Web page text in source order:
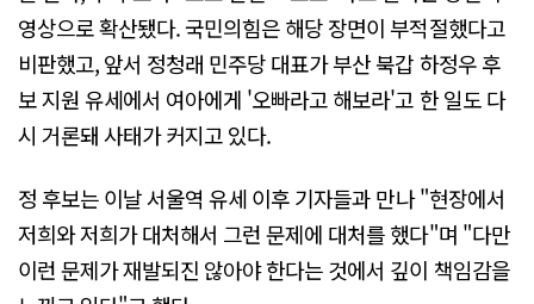
영상으로 확산됐다. 국민의힘은 해당 장면이 부적절했다고
비판했고, 앞서 정청래 민주당 대표가 부산 북갑 하정우 후
보 지원 유세에서 여아에게 '오빠라고 해보라'고 한 일도 다
시 거론돼 사태가 커지고 있다.
정 후보는 이날 서울역 유세 이후 기자들과 만나 "현장에서
저희와 저희가 대처해서 그런 문제에 대처를 했다"며 "다만
이런 문제가 재발되진 않아야 한다는 것에서 깊이 책임감을